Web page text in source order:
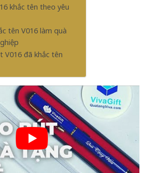
khắc tên theo yêu
tên V016 làm quà
V016 đã khắc tên